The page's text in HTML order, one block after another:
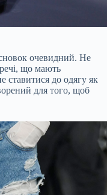
очевидний. Не
що мають
до одягу як
для того, щоб